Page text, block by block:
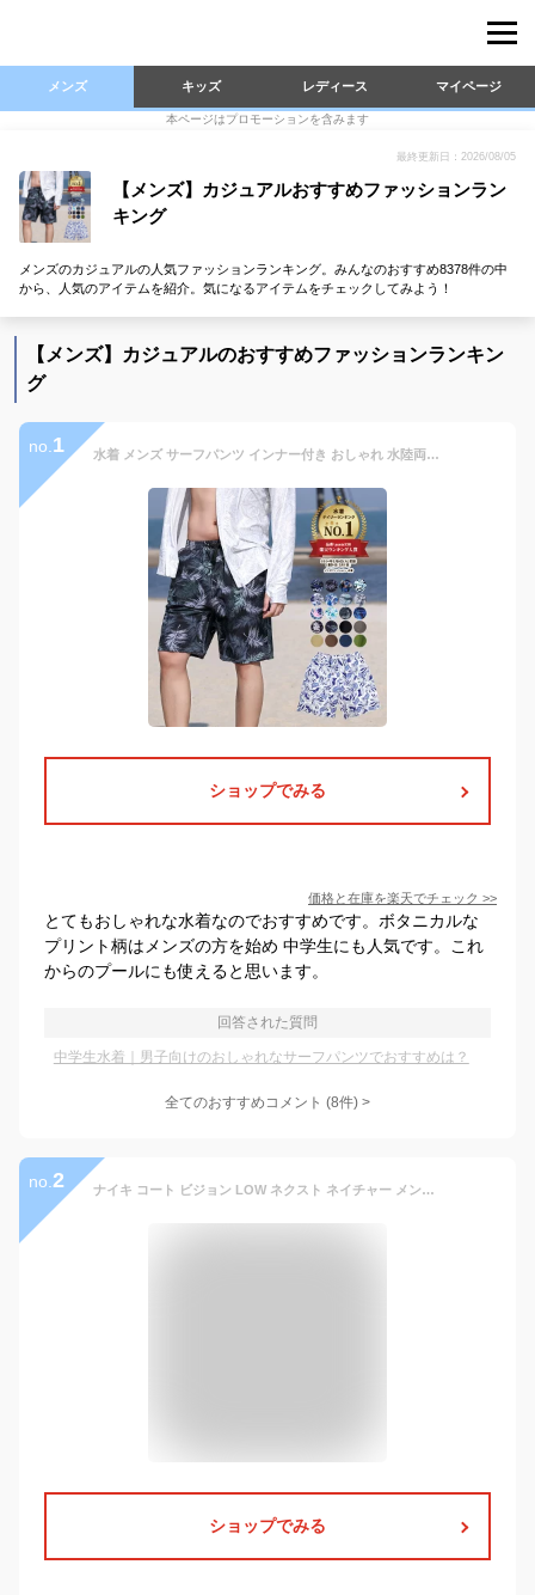
メンズ キッズ レディース マイページ
本ページはプロモーションを含みます
最終更新日：2026/08/05
【メンズ】カジュアルおすすめファッションラン
キング
メンズのカジュアルの人気ファッションランキング。みんなのおすすめ8378件の中
から、人気のアイテムを紹介。気になるアイテムをチェックしてみよう！
【メンズ】カジュアルのおすすめファッションランキン
グ
no. 1 水着 メンズ サーフパンツ インナー付き おしゃれ 水陸両用 ボードショーツ 海パン トランクス 黒 白 夏 薄手 膝丈 ひざ丈 ポケット ウエストゴム ひも付き 裏地付き ボタニカル プール 海水浴 旅行 リゾート スポーツ フィットネス マリン サーフィン アウトドア レジャー
ショップでみる
価格と在庫を楽天でチェック >>
とてもおしゃれな水着なのでおすすめです。ボタニカルな
プリント柄はメンズの方を始め 中学生にも人気です。これ
からのプールにも使えると思います。
回答された質問
中学生水着｜男子向けのおしゃれなサーフパンツでおすすめは？
全てのおすすめコメント (8件) >
no. 2 ナイキ コート ビジョン LOW ネクスト ネイチャー メンズシューズ NIKE メンズ シューズ スニーカー ローカット ライフスタイル カジュアル 親子コーデ 通勤 通学 通気性 快適 黒 ブラック 23cm-33cm dh2987-002 【Black_c】
ショップでみる